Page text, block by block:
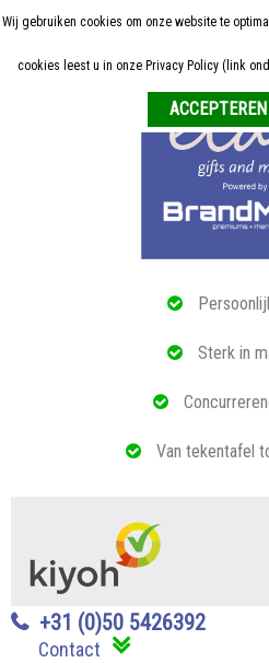
Sterk in
Van tekentafel
+31 (0)50 5426392
Contact
Home
ALLE RELATIEGESCHENKEN
Wij gebruiken cookies om onze website te
cookies leest u in onze Privacy Policy (link